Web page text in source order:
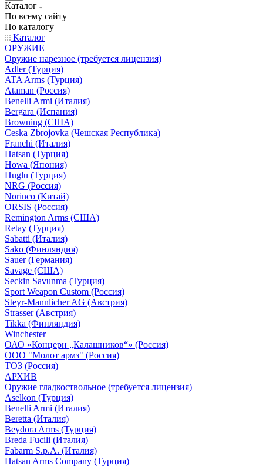
Каталог
По всему сайту
По каталогу
Каталог
ОРУЖИЕ
Оружие нарезное (требуется лицензия)
Adler (Турция)
ATA Arms (Турция)
Ataman (Россия)
Benelli Armi (Италия)
Bergara (Испания)
Browning (США)
Ceska Zbrojovka (Чешская Республика)
Franchi (Италия)
Hatsan (Турция)
Howa (Япония)
Huglu (Турция)
NRG (Россия)
Norinco (Китай)
ORSIS (Россия)
Remington Arms (США)
Retay (Турция)
Sabatti (Италия)
Sako (Финляндия)
Sauer (Германия)
Savage (США)
Seckin Savunma (Турция)
Sport Weapon Custom (Россия)
Steyr-Mannlicher AG (Австрия)
Strasser (Австрия)
Tikka (Финляндия)
Winchester
ОАО «Концерн „Калашников“» (Россия)
ООО "Молот армз" (Россия)
ТОЗ (Россия)
АРХИВ
Оружие гладкоствольное (требуется лицензия)
Aselkon (Турция)
Benelli Armi (Италия)
Beretta (Италия)
Beydora Arms (Турция)
Breda Fucili (Италия)
Fabarm S.p.A. (Италия)
Hatsan Arms Company (Турция)